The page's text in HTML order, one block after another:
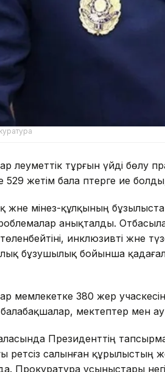
әлеуметтік тұрғын үйді бөлу
529 жетім бала пәтерге ие
және мінез-құлқының
анықталды.
инклюзивті және
бұзушылық бойынша
мемлекетке 380 жер
мектептер мен
Президенттің
ретсіз салынған құрылыстың
Прокуратура ұсыныстары